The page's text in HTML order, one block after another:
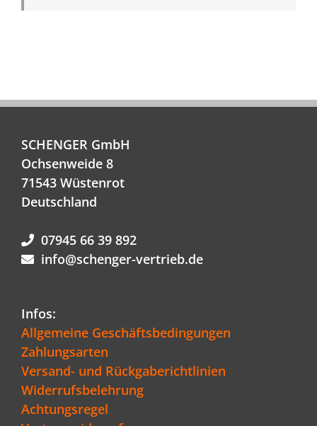
SCHENGER GmbH
Ochsenweide 8
71543 Wüstenrot
Deutschland
07945 66 39 892
info@schenger-vertrieb.de
Infos:
Allgemeine Geschäftsbedingungen
Zahlungsarten
Versand- und Rückgaberichtlinien
Widerrufsbelehrung
Achtungsregel